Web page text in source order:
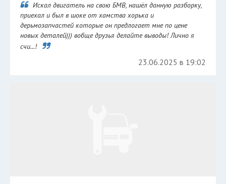
Искал двигатель на свою БМВ, нашёл данную разборку,
приехал и был в шоке от хамства хорька и
дерьмозапчастей которые он предлогает мне по цене
новых деталей))) вобще друзья делайте выводы! Лично я
счи...!
23.06.2025 в 19:02